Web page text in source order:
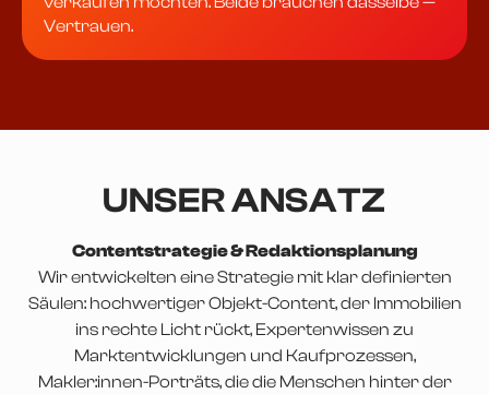
Vertrauen.
UNSER ANSATZ
Contentstrategie & Redaktionsplanung
Wir entwickelten eine Strategie mit klar definierten
Säulen: hochwertiger Objekt-Content, der Immobilien
ins rechte Licht rückt, Expertenwissen zu
Marktentwicklungen und Kaufprozessen,
Makler:innen-Porträts, die die Menschen hinter der